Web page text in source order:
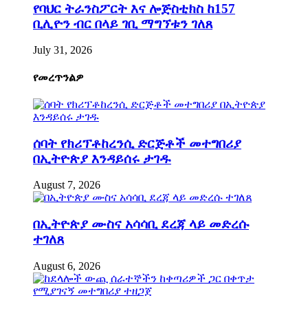
የባህር ትራንስፖርት እና ሎጅስቲክስ ከ157
ቢሊዮን ብር በላይ ገቢ ማግኘቱን ገለጸ
July 31, 2026
የመረጥንልዎ
ሰባት የክሪፕቶከረንሲ ድርጅቶች መተግበሪያ
በኢትዮጵያ እንዳይሰሩ ታገዱ
August 7, 2026
በኢትዮጵያ ሙስና አሳሳቢ ደረጃ ላይ መድረሱ
ተገለጸ
August 6, 2026